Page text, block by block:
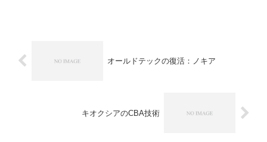
オールドテックの復活：ノキア
キオクシアのCBA技術